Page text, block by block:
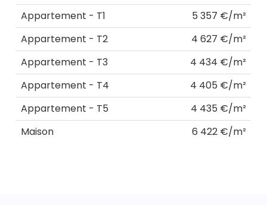
Appartement - T1
5 357 €/m²
Appartement - T2
4 627 €/m²
Appartement - T3
4 434 €/m²
Appartement - T4
4 405 €/m²
Appartement - T5
4 435 €/m²
Maison
6 422 €/m²